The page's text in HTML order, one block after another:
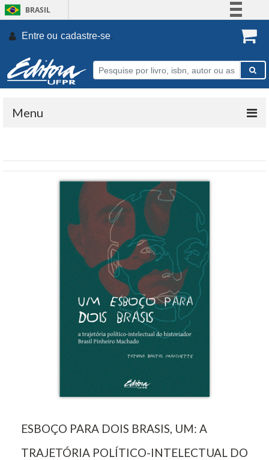
BRASIL
Participe
Entre ou cadastre-se.
Menu
ESBOÇO PARA DOIS BRASIS, UM: A
TRAJETÓRIA POLÍTICO-INTELECTUAL DO